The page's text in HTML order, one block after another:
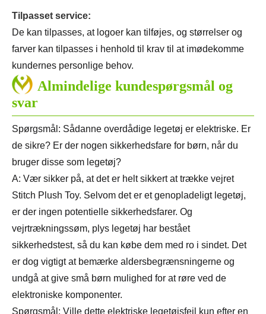
Tilpasset service:
De kan tilpasses, at logoer kan tilføjes, og størrelser og
farver kan tilpasses i henhold til krav til at imødekomme
kundernes personlige behov.
Almindelige kundespørgsmål og
svar
Spørgsmål: Sådanne overdådige legetøj er elektriske. Er
de sikre? Er der nogen sikkerhedsfare for børn, når du
bruger disse som legetøj?
A: Vær sikker på, at det er helt sikkert at trække vejret
Stitch Plush Toy. Selvom det er et genopladeligt legetøj,
er der ingen potentielle sikkerhedsfarer. Og
vejrtrækningssøm, plys legetøj har bestået
sikkerhedstest, så du kan købe dem med ro i sindet. Det
er dog vigtigt at bemærke aldersbegrænsningerne og
undgå at give små børn mulighed for at røre ved de
elektroniske komponenter.
Spørgsmål: Ville dette elektriske legetøjsfejl kun efter en